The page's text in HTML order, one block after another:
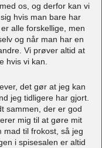
os, og derfor kan vi
hvis man bare har
alle forskellige, men
og når man har en
Vi prøver altid at
hvis vi kan.
det gør at jeg kan
jeg tidligere har gjort.
sammen, der er god
mig til at gøre mit
mad til frokost, så jeg
i spisesalen er altid